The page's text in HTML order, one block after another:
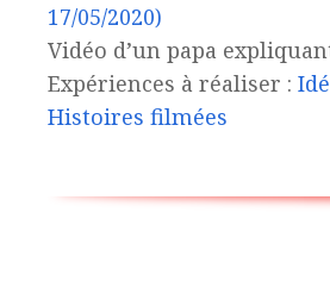
17/05/2020)
Vidéo d’un papa
Expériences à réaliser :
Histoires filmées